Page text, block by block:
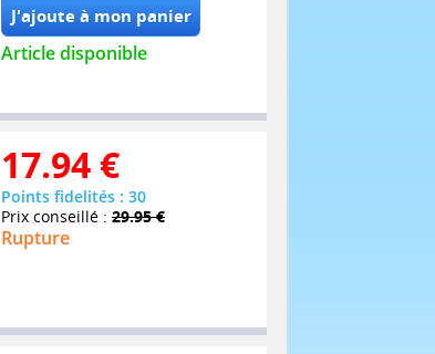
Article disponible
17.94 €
Points fidelités : 30
Prix conseillé : 29.95 €
Rupture